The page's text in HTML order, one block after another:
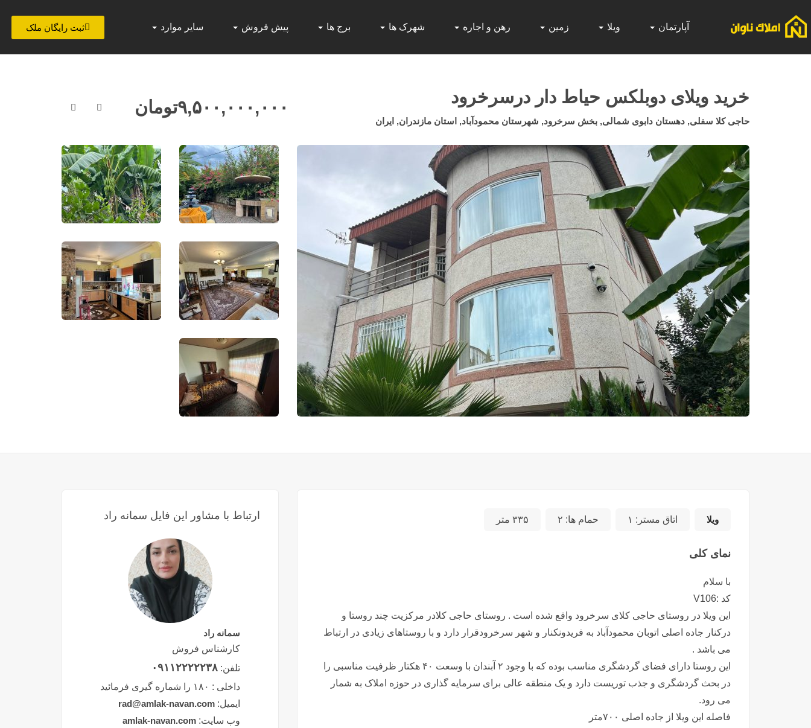
آپارتمان ویلا زمین رهن و اجاره شهرک ها برج ها پیش فروش سایر موارد ثبت رایگان ملک
خرید ویلای دوبلکس حیاط دار درسرخرود
حاجی کلا سفلی, دهستان دابوی شمالی, بخش سرخرود, شهرستان محمودآباد, استان مازندران, ایران
۹,۵۰۰,۰۰۰,۰۰۰تومان
ویلا اتاق مستر: ۱ حمام ها: ۲ ۳۳۵ متر
نمای کلی
با سلام
کد :V106
این ویلا در روستای حاجی کلای سرخرود واقع شده است . روستای حاجی کلادر مرکزیت چند روستا و
درکنار جاده اصلی اتوبان محمودآباد به فریدونکنار و شهر سرخرودقرار دارد و با روستاهای زیادی در ارتباط
می باشد .
این روستا دارای فضای گردشگری مناسب بوده که با وجود ۲ آبندان با وسعت ۴۰ هکتار ظرفیت مناسبی را
در بحث گردشگری و جذب توریست دارد و یک منطقه عالی برای سرمایه گذاری در حوزه املاک به شمار
می رود.
فاصله این ویلا از جاده اصلی ۷۰۰متر
ارتباط با مشاور این فایل سمانه راد
سمانه راد
کارشناس فروش
تلفن: ۰۹۱۱۲۲۲۲۲۳۸
داخلی : ۱۸۰ را شماره گیری فرمائید
ایمیل: rad@amlak-navan.com
وب سایت: amlak-navan.com